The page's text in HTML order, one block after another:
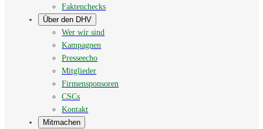
Faktenchecks
Über den DHV
Wer wir sind
Kampagnen
Presseecho
Mitglieder
Firmensponsoren
CSCs
Kontakt
Mitmachen